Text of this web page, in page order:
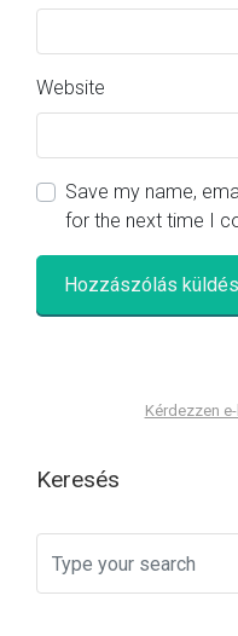
Website
Save my name,
for the next time I
Kérdezzen
Keresés